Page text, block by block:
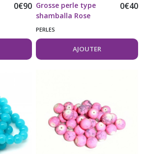
0€90 Grosse perle type
shamballa Rose
vendue à l'unité
0€40
PERLES
AJOUTER